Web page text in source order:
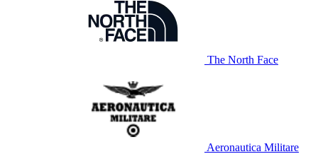
The North Face
Aeronautica Militare